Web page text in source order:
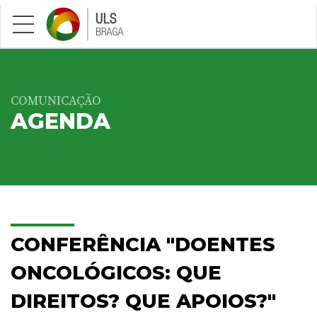
Saltar para conteúdo principal
COMUNICAÇÃO
AGENDA
CONFERÊNCIA "DOENTES
ONCOLÓGICOS: QUE
DIREITOS? QUE APOIOS?"